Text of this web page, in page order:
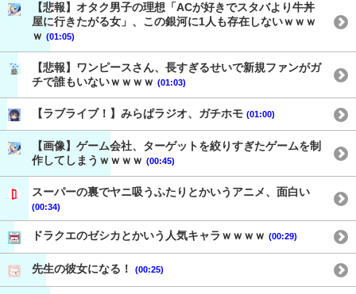
【悲報】オタク男子の理想「ACが好きでスタバより牛丼
屋に行きたがる女」、この銀河に1人も存在しないｗｗｗ
ｗ (01:05)
【悲報】ワンピースさん、長すぎるせいで新規ファンがガ
チで誰もいないｗｗｗｗ (01:03)
【ラブライブ！】みらぱラジオ、ガチホモ (01:00)
【画像】ゲーム会社、ターゲットを絞りすぎたゲームを制
作してしまうｗｗｗｗ (00:45)
スーパーの裏でヤニ吸うふたりとかいうアニメ、面白い
(00:34)
ドラクエのゼシカとかいう人気キャラｗｗｗｗ (00:29)
先生の彼女になる！ (00:25)